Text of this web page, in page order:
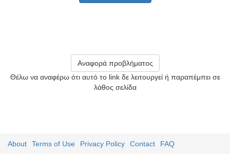
Αναφορά προβλήματος
Θέλω να αναφέρω ότι αυτό το link δε λειτουργεί ή παραπέμπει σε
λάθος σελίδα
About Terms of Use Privacy Policy Contact FAQ